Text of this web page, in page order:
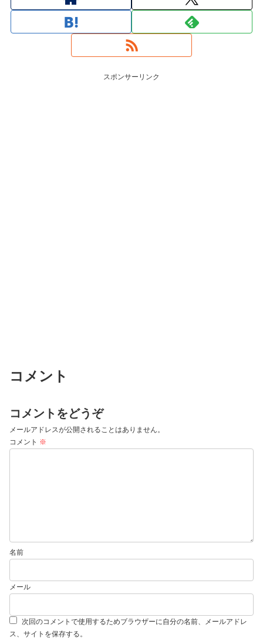
スポンサーリンク
コメント
コメントをどうぞ
メールアドレスが公開されることはありません。
コメント ※
名前
メール
次回のコメントで使用するためブラウザーに自分の名前、メールアドレ
ス、サイトを保存する。